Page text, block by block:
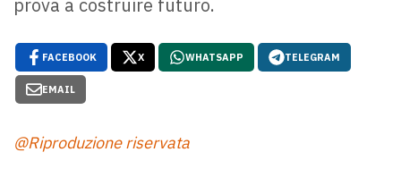
FACEBOOK X WHATSAPP TELEGRAM
EMAIL
@Riproduzione riservata